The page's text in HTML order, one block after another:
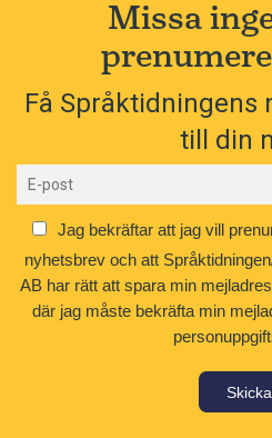
Missa
Få Språktidningens
till din
Jag bekräftar att jag vill
nyhetsbrev och att
AB har rätt att spara min
där jag måste bekräfta min
Skicka